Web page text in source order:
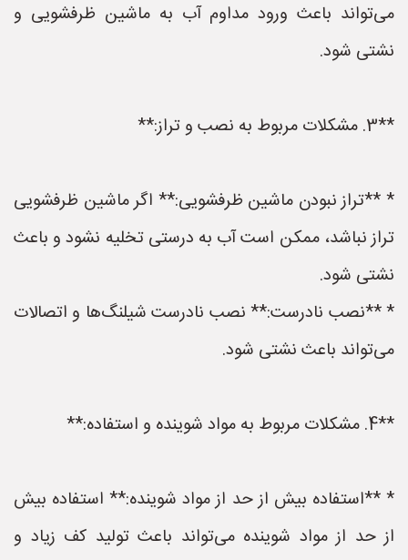
می‌تواند باعث ورود مداوم آب به ماشین ظرفشویی و
نشتی شود.
**3. مشکلات مربوط به نصب و تراز:**
* **تراز نبودن ماشین ظرفشویی:** اگر ماشین ظرفشویی
تراز نباشد، ممکن است آب به درستی تخلیه نشود و باعث
نشتی شود.
* **نصب نادرست:** نصب نادرست شیلنگ‌ها و اتصالات
می‌تواند باعث نشتی شود.
**4. مشکلات مربوط به مواد شوینده و استفاده:**
* **استفاده بیش از حد از مواد شوینده:** استفاده بیش
از حد از مواد شوینده می‌تواند باعث تولید کف زیاد و